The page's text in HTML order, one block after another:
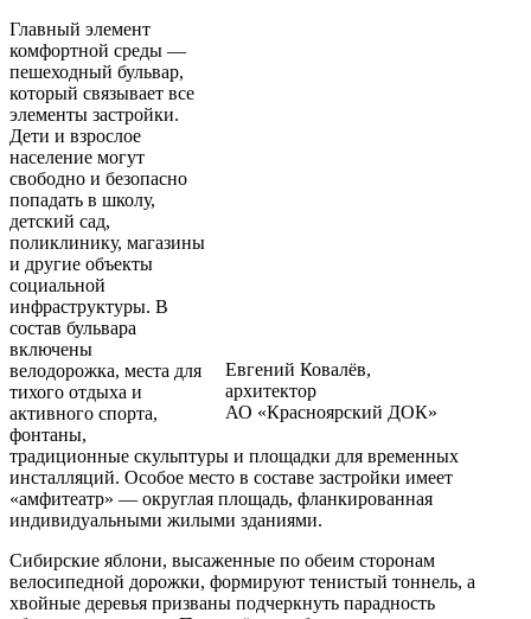
Евгений Ковалёв,
архитектор
АО «Красноярский ДОК»
Главный элемент
комфортной среды —
пешеходный бульвар,
который связывает все
элементы застройки.
Дети и взрослое
население могут
свободно и безопасно
попадать в школу,
детский сад,
поликлинику, магазины
и другие объекты
социальной
инфраструктуры. В
состав бульвара
включены
велодорожка, места для
тихого отдыха и
активного спорта,
фонтаны,
традиционные скульптуры и площадки для временных
инсталляций. Особое место в составе застройки имеет
«амфитеатр» — округлая площадь, фланкированная
индивидуальными жилыми зданиями.
Сибирские яблони, высаженные по обеим сторонам
велосипедной дорожки, формируют тенистый тоннель, а
хвойные деревья призваны подчеркнуть парадность